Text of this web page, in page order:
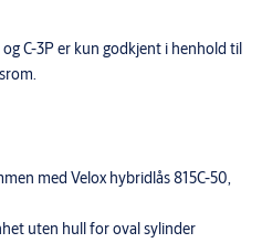
C-3P er kun godkjent i henhold til
med Velox hybridlås 815C-50,
uten hull for oval sylinder